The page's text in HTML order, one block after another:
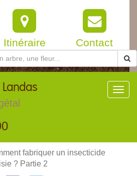
Itinéraire Contact
fabriquer un insecticide
? Partie 2